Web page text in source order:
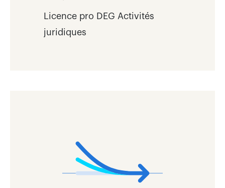
Licence pro DEG Activités
juridiques